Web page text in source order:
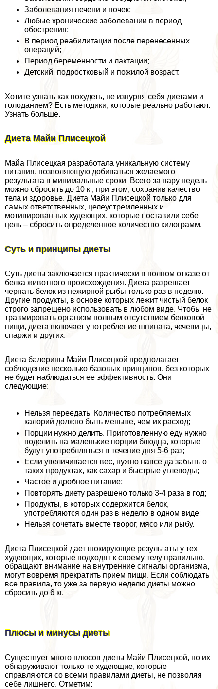
Заболевания печени и почек;
Любые хронические заболевании в период
обострения;
В период реабилитации после перенесенных
операций;
Период беременности и лактации;
Детский, подростковый и пожилой возраст.
Хотите узнать как похудеть, не изнуряя себя диетами и
голоданием? Есть методики, которые реально работают.
Узнать больше.
Диета Майи Плисецкой
Майа Плисецкая разработала уникальную систему
питания, позволяющую добиваться желаемого
результата в минимальные сроки. Всего за пару недель
можно сбросить до 10 кг, при этом, сохранив качество
тела и здоровье. Диета Майи Плисецкой только для
самых ответственных, целеустремленных и
мотивированных худеющих, которые поставили себе
цель – сбросить определенное количество килограмм.
Суть и принципы диеты
Суть диеты заключается пpaктически в полном отказе от
белка животного происхождения. Диета разрешает
черпать белок из нежирной рыбы только раз в неделю.
Другие продукты, в основе которых лежит чистый белок
строго запрещено использовать в любом виде. Чтобы не
травмировать организм полным отсутствием белковой
пищи, диета включает употрeбление шпината, чечевицы,
спаржи и других.
Диета балерины Майи Плисецкой предполагает
соблюдение несколько базовых принципов, без которых
не будет наблюдаться ее эффективность. Они
следующие:
Нельзя переедать. Количество потрeбляемых
калорий должно быть меньше, чем их расход;
Порции нужно делить. Приготовленную еду нужно
поделить на маленькие порции блюдца, которые
будут употрeблляться в течение дня 5-6 раз;
Если увеличивается вес, нужно навсегда забыть о
таких продуктах, как сахар и быстрые углеводы;
Частое и дробное питание;
Повторять диету разрешено только 3-4 раза в год;
Продукты, в которых содержится белок,
употрeбляются один раз в неделю в одном виде;
Нельзя сочетать вместе творог, мясо или рыбу.
Диета Плисецкой дает шокирующие результаты у тех
худеющих, которые подходят к своему телу правильно,
обращают внимание на внутренние сигналы организма,
могут вовремя прекратить прием пищи. Если соблюдать
все правила, то уже за первую неделю диеты можно
сбросить до 6 кг.
Плюсы и минусы диеты
Существует много плюсов диеты Майи Плисецкой, но их
обнаруживают только те худеющие, которые
справляются со всеми правилами диеты, не позволяя
себе лишнего. Отметим: